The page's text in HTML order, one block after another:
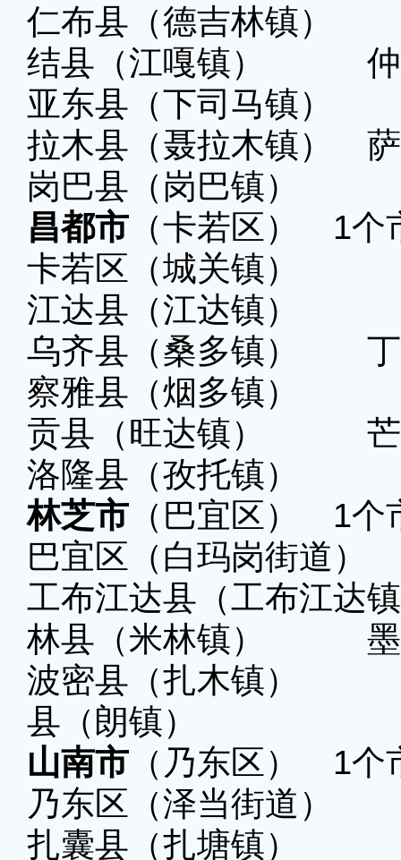
仁布县（德吉林镇
结县（江嘎镇） 仲
亚东县（下司马镇
拉木县（聂拉木镇）
岗巴县（岗巴镇）
昌都市 （卡若区） 1个
卡若区（城关镇）
江达县（江达镇
乌齐县（桑多镇） 丁
察雅县（烟多镇
贡县（旺达镇） 芒
洛隆县（孜托镇）
林芝市 （巴宜区） 1个
巴宜区（白玛岗街道）
工布江达县
林县（米林镇） 墨
波密县（扎木镇）
县（朗镇）
山南市 （乃东区） 1个
乃东区（泽当街道）
扎囊县（扎塘镇